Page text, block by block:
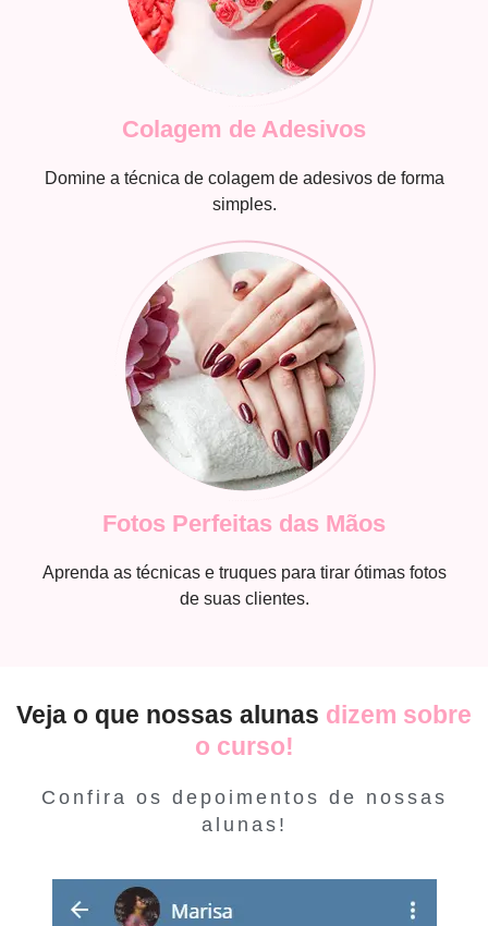
Colagem de Adesivos
Domine a técnica de colagem de adesivos de forma
simples.
Fotos Perfeitas das Mãos
Aprenda as técnicas e truques para tirar ótimas fotos
de suas clientes.
Veja o que nossas alunas dizem sobre
o curso!
Confira os depoimentos de nossas
alunas!